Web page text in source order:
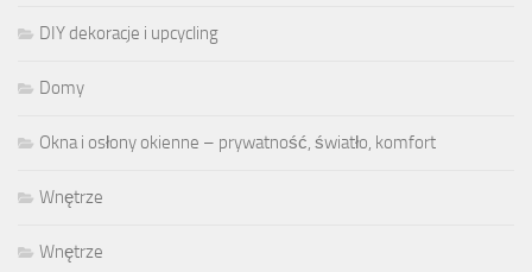
DIY dekoracje i upcycling
Domy
Okna i osłony okienne – prywatność, światło, komfort
Wnętrze
Wnętrze